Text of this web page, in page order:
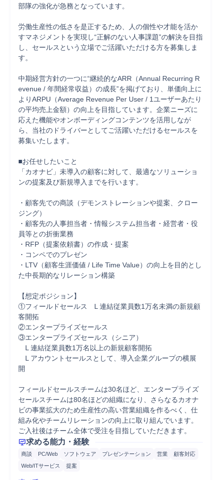
部隊の強化が急務となっています。
労働生産性の低さを是正するため、人の個性や才能を活か
すマネジメントを実現し“正解のない人事課題”の解決を目指
し、セールスという立場でご活躍いただける方を募集しま
す。
中期経営方針の一つに“継続的なARR（Annual Recurring R
evenue / 年間経常収益）の成長”を掲げており、単価向上に
よりARPU（Average Revenue Per User / 1ユーザーあたり
の平均売上金額）の向上を目指しています。企業ニーズに
応えた機能やオンボーディングコンテンツを活用しなが
ら、当社のドライバーとしてご活躍いただけるセールスを
募集いたします。
■お任せしたいこと
「カオナビ」未導入の顧客に対して、最適なソリューショ
ンの提案及び新規導入までを行います。
・顧客先での商談（デモンストレーションや提案、クロー
ジング）
・顧客先の人事担当者・情報システム担当者・経営者・役
員等との折衝業務
・RFP（提案依頼書）の作成・提案
・コンペでのプレゼン
・LTV（顧客生涯価値 / Life Time Value）の向上を目的とし
た中長期的なリレーション構築
【想定ポジション】
①フィールドセールス　L 連結従業員数1万名未満の新規顧
客開拓
②エンタープライズセールス
③エンタープライズセールス（シニア）
L 連結従業員数1万名以上の新規顧客開拓
L アカウントセールスとして、導入企業グループの横展
開
フィールドセールスチームは30名ほど、エンタープライズ
セールスチームは80名ほどの組織になり、さらなるカオナ
ビの事業拡大のため生産性の高い営業組織を作るべく、仕
組み化やチームリレーションの向上に取り組んでいます。
ご入社後はチーム全体で受注を目指していただきます。
求める能力・経験
商談 PC/Web ソフトウェア プレゼンテーション 営業
顧客対応
Web/ITサービス
提案